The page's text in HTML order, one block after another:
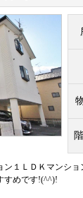
ン１ＬＤＫマンシ
すめです!(^^)!